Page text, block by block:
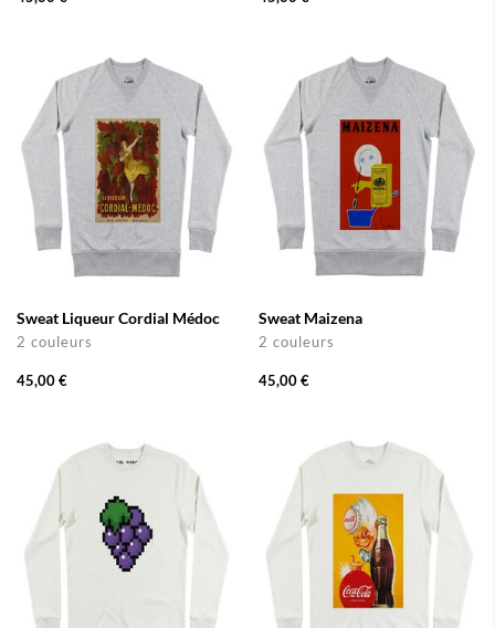
Sweat Liqueur Cordial Médoc
2 couleurs
45,00 €
Sweat Maizena
2 couleurs
45,00 €